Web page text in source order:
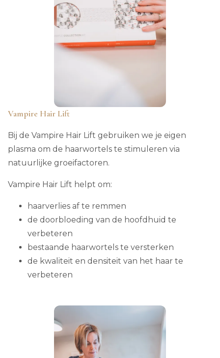
Vampire Hair Lift
Bij de Vampire Hair Lift gebruiken we je eigen
plasma om de haarwortels te stimuleren via
natuurlijke groeifactoren.
Vampire Hair Lift helpt om:
haarverlies af te remmen
de doorbloeding van de hoofdhuid te
verbeteren
bestaande haarwortels te versterken
de kwaliteit en densiteit van het haar te
verbeteren